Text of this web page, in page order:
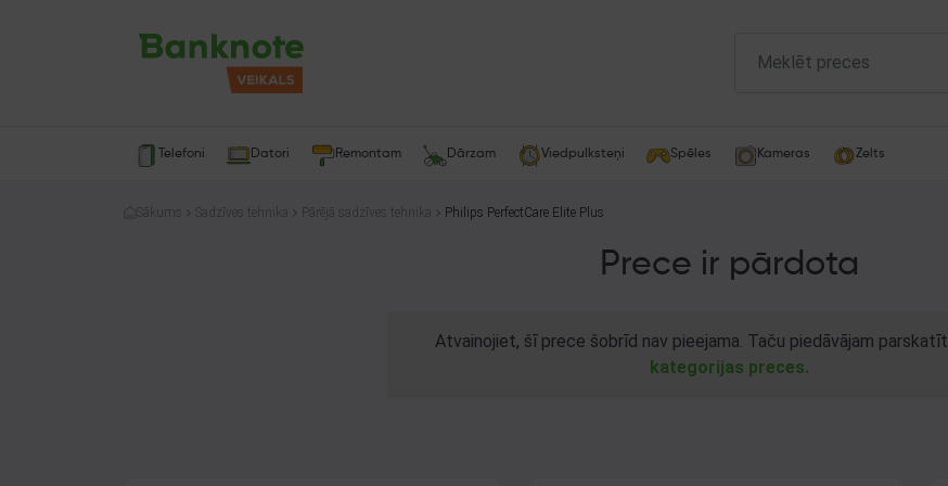
Telefoni Datori Remontam Dārzam Viedpulksteņi Spēles Kameras Zelts
Sākums Sadzīves tehnika Pārējā sadzīves tehnika Philips PerfectCare Elite Plus
Prece ir pārdota
Atvainojiet, šī prece šobrīd nav pieejama. Taču piedāvājam parskatīt
kategorijas preces.